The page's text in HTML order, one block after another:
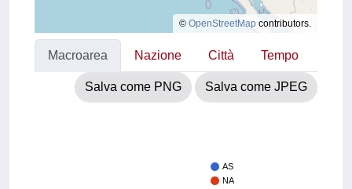
© OpenStreetMap contributors.
Macroarea Nazione Città Tempo
Salva come PNG Salva come JPEG
AS
NA